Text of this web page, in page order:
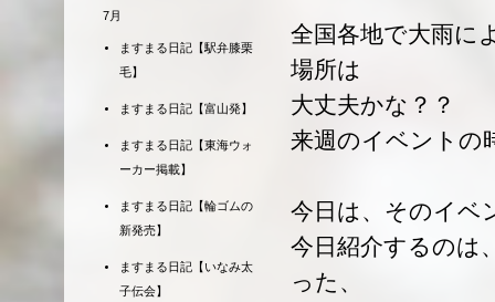
全国各地で大雨に
場所は
大丈夫かな？？
来週のイベントの
今日は、そのイベ
今日紹介するのは
った、
7月
ますまる日記【駅弁膝栗
毛】
ますまる日記【富山発】
ますまる日記【東海ウォ
ーカー掲載】
ますまる日記【輪ゴムの
新発売】
ますまる日記【いなみ太
子伝会】